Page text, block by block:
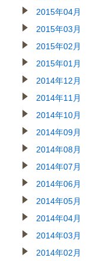
2015年04月
2015年03月
2015年02月
2015年01月
2014年12月
2014年11月
2014年10月
2014年09月
2014年08月
2014年07月
2014年06月
2014年05月
2014年04月
2014年03月
2014年02月